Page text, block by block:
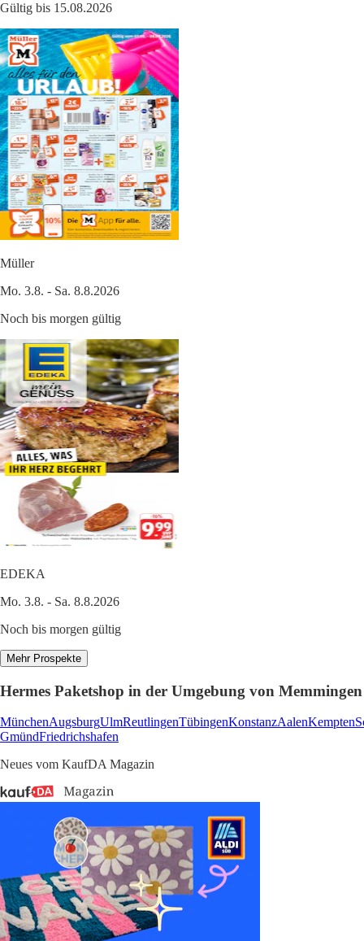
Gültig bis 15.08.2026
Müller
Mo. 3.8. - Sa. 8.8.2026
Noch bis morgen gültig
EDEKA
Mo. 3.8. - Sa. 8.8.2026
Noch bis morgen gültig
Mehr Prospekte
Hermes Paketshop in der Umgebung von Memmingen
MünchenAugsburgUlmReutlingenTübingenKonstanzAalenKempten
GmündFriedrichshafen
Neues vom KaufDA Magazin